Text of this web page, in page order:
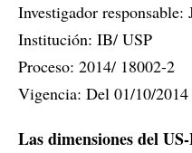
Investigador responsable:
Institución: IB/ USP
Proceso: 2014/ 18002-2
Vigencia: Del 01/10/
Las dimensiones del